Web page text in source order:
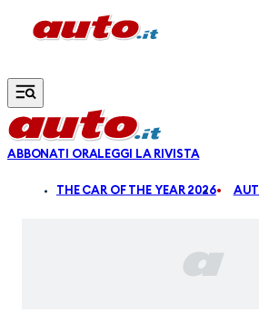
Vai al contenuto principale
ABBONATI ORALEGGI LA RIVISTA
THE CAR OF THE YEAR 2026